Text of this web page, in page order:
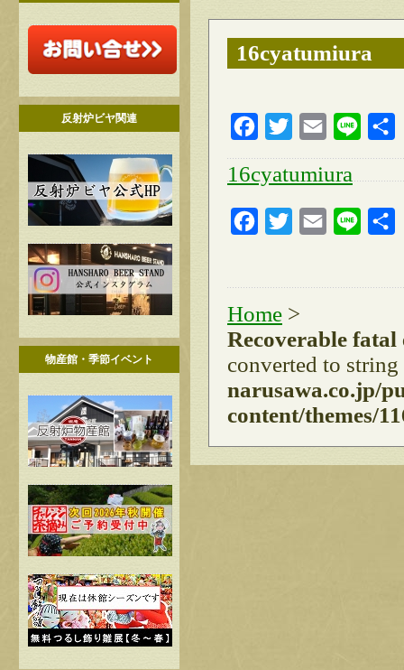
反射炉ビヤ関連
物産館・季節イベント
16cyatumiura
FacebookTwitter Email Line
16cyatumiura
FacebookTwitter Email Line
Home >
Recoverable
converted to
narusawa.co.jp/
content/themes/